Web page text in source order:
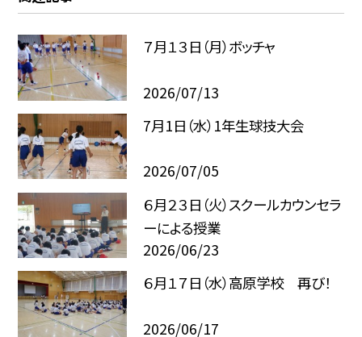
７月１３日（月）ボッチャ
2026/07/13
7月1日（水）1年生球技大会
2026/07/05
６月２３日（火）スクールカウンセラ
ーによる授業
2026/06/23
６月１７日（水）高原学校 再び！
2026/06/17